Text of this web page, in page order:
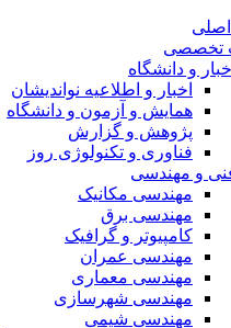
و دانشگاه
اخبار و اطلاعیه نواندیشان
همایش و آزمون و دانشگاه
پژوهش و گزارش
فناوری و تکنولوژی روز
مهندسی
مهندسی مکانیک
مهندسی برق
کامپیوتر و گرافیک
مهندسی عمران
مهندسی معماری
مهندسی شهرسازی
مهندسی شیمی